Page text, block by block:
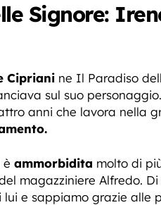
Signore:
Cipriani ne Il Paradiso
sul suo
anni che lavora nella
è ammorbidita molto di
magazziniere Alfredo.
e sappiamo grazie alle